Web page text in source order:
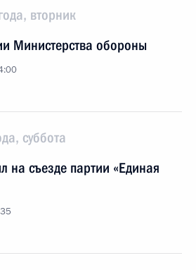
вторник
Министерства обороны
суббота
на съезде партии «Единая